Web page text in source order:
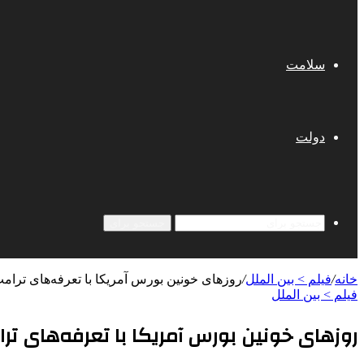
سلامت
دولت
خانه/فیلم > بین الملل/روزهای خونین بورس آمریکا با تعرفه‌های
فیلم > بین الملل
روزهای خونین بورس آمریکا با تعرفه‌های